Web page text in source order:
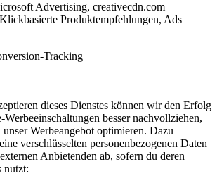
Advertising, creativecdn.com
Produktempfehlungen, Ads
Tracking
dieses Dienstes können wir den Erfolg
Werbeeinschaltungen besser nachvollziehen,
unser Werbeangebot optimieren. Dazu
verschlüsselten personenbezogenen Daten
Anbietenden ab, sofern du deren
nutzt: